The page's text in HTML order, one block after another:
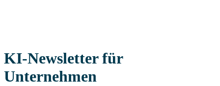
KI-Newsletter für
Unternehmen